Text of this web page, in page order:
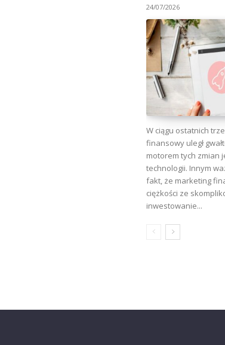
24/07/2026
W ciągu ostatnich
finansowy uległ
motorem tych zmian
technologii. Innym
fakt, że marketing
ciężkości ze
inwestowanie...